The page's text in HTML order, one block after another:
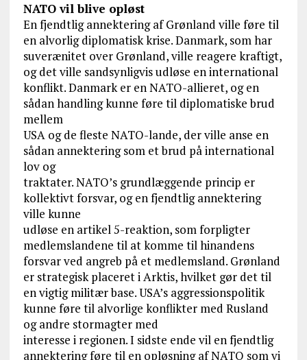
NATO vil blive opløst
En fjendtlig annektering af Grønland ville føre til
en alvorlig diplomatisk krise. Danmark, som har
suverænitet over Grønland, ville reagere kraftigt,
og det ville sandsynligvis udløse en international
konflikt. Danmark er en NATO-allieret, og en
sådan handling kunne føre til diplomatiske brud
mellem
USA og de fleste NATO-lande, der ville anse en
sådan annektering som et brud på international
lov og
traktater. NATO’s grundlæggende princip er
kollektivt forsvar, og en fjendtlig annektering
ville kunne
udløse en artikel 5-reaktion, som forpligter
medlemslandene til at komme til hinandens
forsvar ved angreb på et medlemsland. Grønland
er strategisk placeret i Arktis, hvilket gør det til
en vigtig militær base. USA’s aggressionspolitik
kunne føre til alvorlige konflikter med Rusland
og andre stormagter med
interesse i regionen. I sidste ende vil en fjendtlig
annektering føre til en opløsning af NATO som vi